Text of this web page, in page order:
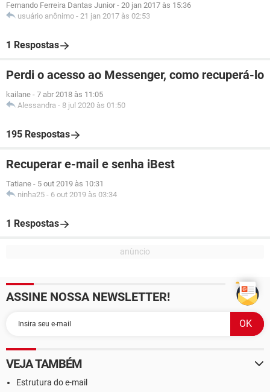
Fernando Ferreira Dantas Junior - 20 jan 2017 às 15:36
usuário anônimo - 21 jan 2017 às 02:53
1 Respostas
Perdi o acesso ao Messenger, como recuperá-lo
kailane - 7 abr 2018 às 11:05
Alessandra - 8 jul 2020 às 01:50
195 Respostas
Recuperar e-mail e senha iBest
Tatiane - 5 out 2019 às 10:31
ninha25 - 6 out 2019 às 03:34
1 Respostas
ASSINE NOSSA NEWSLETTER!
VEJA TAMBÉM
Estrutura do e-mail